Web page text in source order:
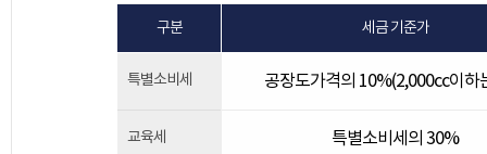
구분 세금 기준가
특별소비세 공장도가격의 10%(2,000cc이하
교육세 특별소비세의 30%